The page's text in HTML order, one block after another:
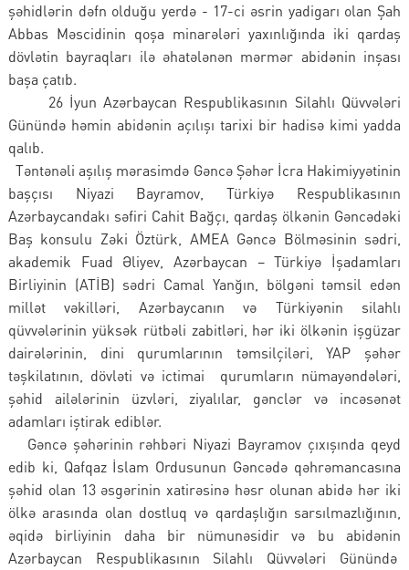
şəhidlərin dəfn olduğu yerdə - 17-ci əsrin yadigarı olan Şah
Abbas Məscidinin qoşa minarələri yaxınlığında iki qardaş
dövlətin bayraqları ilə əhatələnən mərmər abidənin inşası
başa çatıb.
26 İyun Azərbaycan Respublikasının Silahlı Qüvvələri
Günündə həmin abidənin açılışı tarixi bir hadisə kimi yadda
qalıb.
Təntənəli aşılış mərasimdə Gəncə Şəhər İcra Hakimiyyətinin
başçısı Niyazi Bayramov, Türkiyə Respublikasının
Azərbaycandakı səfiri Cahit Bağçı, qardaş ölkənin Gəncədəki
Baş konsulu Zəki Öztürk, AMEA Gəncə Bölməsinin sədri,
akademik Fuad Əliyev, Azərbaycan – Türkiyə İşadamları
Birliyinin (ATİB) sədri Camal Yanğın, bölgəni təmsil edən
millət vəkilləri, Azərbaycanın və Türkiyənin silahlı
qüvvələrinin yüksək rütbəli zabitləri, hər iki ölkənin işgüzar
dairələrinin, dini qurumlarının təmsilçiləri, YAP şəhər
təşkilatının, dövləti və ictimai qurumların nümayəndələri,
şəhid ailələrinin üzvləri, ziyalılar, gənclər və incəsənət
adamları iştirak ediblər.
Gəncə şəhərinin rəhbəri Niyazi Bayramov çıxışında qeyd
edib ki, Qafqaz İslam Ordusunun Gəncədə qəhrəmancasına
şəhid olan 13 əsgərinin xatirəsinə həsr olunan abidə hər iki
ölkə arasında olan dostluq və qardaşlığın sarsılmazlığının,
əqidə birliyinin daha bir nümunəsidir və bu abidənin
Azərbaycan Respublikasının Silahlı Qüvvələri Günündə